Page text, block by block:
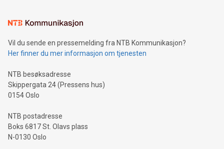
mining.Sound Money: Discover how tamper-proof currency
neutral payment systems support humanitarian
projects.Carbon Footprint: Compare Bitcoin's environmental
event and dive into the critical topics of Bitcoin
Vil du sende en pressemelding fra NTB Kommunikasjon?
Her finner du mer informasjon om tjenesten
NTB besøksadresse
Skippergata 24 (Pressens hus)
0154 Oslo
NTB postadresse
Boks 6817 St. Olavs plass
N-0130 Oslo